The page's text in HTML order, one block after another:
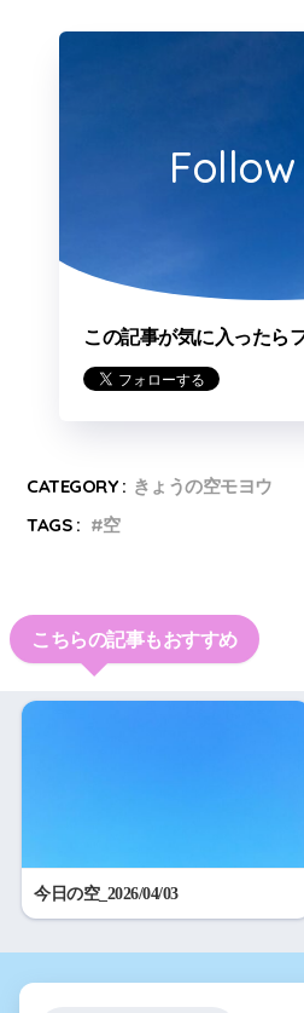
Follow
この記事が気に入ったら
CATEGORY : きょうの空モヨウ
TAGS :
空
こちらの記事もおすすめ
今日の空_2026/04/03